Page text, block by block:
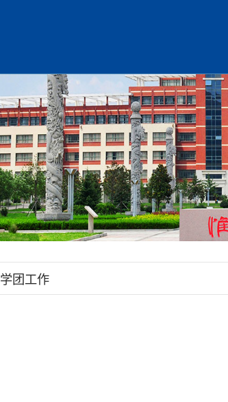
学团工作